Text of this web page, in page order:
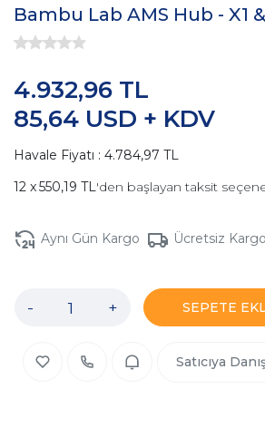
Bambu Lab AMS Hub - X1
85,64 USD + KDV
4.932,96 TL
Havale Fiyatı : 4.784,97 TL
550,19 TL'den başlayan taksit
Aynı Gün Kargo Ücretsiz Kargo
- + SEPETE
Satıcıya